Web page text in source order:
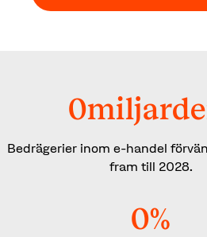
0
Bedrägerier inom e-handel
fram till 2028.
0%